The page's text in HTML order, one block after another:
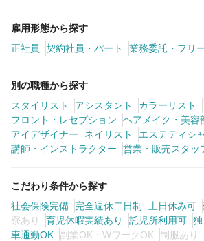
雇用形態から探す
正社員
契約社員・パート 業務委託・フリ
別の職種から探す
スタイリスト
アシスタント
カラーリスト
フロント・レセプション
ヘアメイク・美容
アイデザイナー
ネイリスト
エステティシ
講師・インストラクター
営業・販売スタッ
こだわり条件から探す
社会保険完備
完全週休二日制 土日休み可
寮あり
育児休暇実績あり 託児所利用可
車通勤OK
副業OK・WワークOK
制服あり